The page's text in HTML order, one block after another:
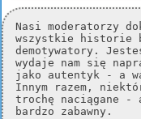
Nasi moderatorzy
wszystkie historie
demotywatory.
wydaje nam się
jako autentyk - a
Innym razem,
trochę naciągane -
bardzo zabawny.